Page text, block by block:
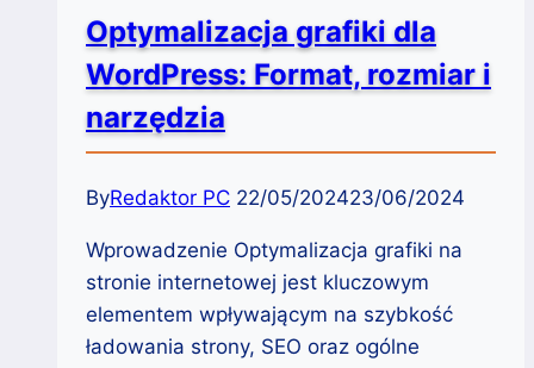
Optymalizacja grafiki dla
WordPress: Format, rozmiar i
narzędzia
ByRedaktor PC 22/05/202423/06/2024
Wprowadzenie Optymalizacja grafiki na
stronie internetowej jest kluczowym
elementem wpływającym na szybkość
ładowania strony, SEO oraz ogólne